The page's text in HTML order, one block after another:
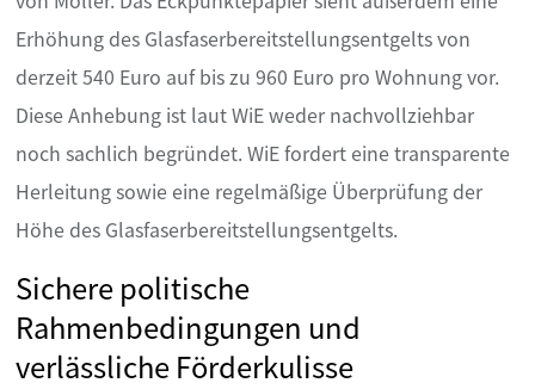
Erhöhung des Glasfaserbereitstellungsentgelts von
derzeit 540 Euro auf bis zu 960 Euro pro Wohnung vor.
Diese Anhebung ist laut WiE weder nachvollziehbar
noch sachlich begründet. WiE fordert eine transparente
Herleitung sowie eine regelmäßige Überprüfung der
Höhe des Glasfaserbereitstellungsentgelts.
Sichere politische
Rahmenbedingungen und
verlässliche Förderkulisse